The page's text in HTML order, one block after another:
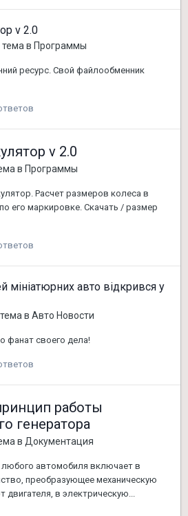
v 2.0
тема в Программы
ресурс. Свой файлообменник
v 2.0
в Программы
Расчет размеров колеса в
его маркировке. Скачать / размер
мініатюрних авто відкрився у
тема в Авто Новости
фанат своего дела!
работы
генератора
в Документация
автомобиля включает в
преобразующее механическую
двигателя, в электрическую...